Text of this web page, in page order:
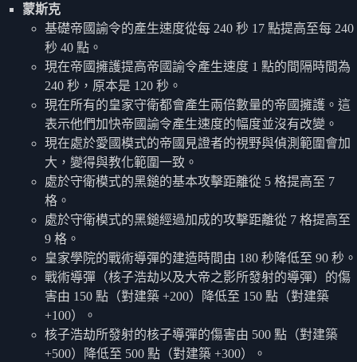
蒙斯克
基礎帝國諭令的產生速度從每 240 秒 17 點提高至每 240
秒 40 點。
現在帝國擁護提高帝國諭令產生速度 1 點的間隔時間為
240 秒，原本是 120 秒。
現在所有的皇家守衛都會產生兩倍數量的帝國擁護。這
表示他們加快帝國諭令產生速度的幅度並沒有改變。
現在處於愛國模式的帝國見證者的視野與偵測範圍會加
大，變得與教化範圍一致。
處於守衛模式的黑鎚的基本攻擊距離從 5 格提高至 7
格。
處於守衛模式的黑鎚經過加成的攻擊距離從 7 格提高至
9 格。
皇家學院的戰術導彈的建造時間由 180 秒降低至 90 秒。
戰術導彈（核子浩劫以及大帝之影所發射的導彈）的傷
害由 150 點（對建築 +200）降低至 150 點（對建築
+100）。
核子浩劫所發射的核子導彈的傷害由 500 點（對建築
+500）降低至 500 點（對建築 +300）。